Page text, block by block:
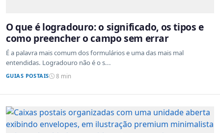
O que é logradouro: o significado, os tipos e
como preencher o campo sem errar
É a palavra mais comum dos formulários e uma das mais mal
entendidas. Logradouro não é o s...
GUIAS POSTAIS 8 min